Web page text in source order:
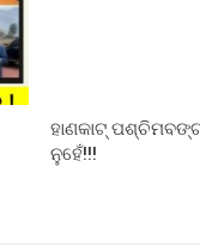
ହାଣକାଟ୍‌
ନୁହେଁ!!!